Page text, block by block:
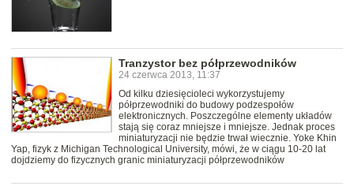
Tranzystor bez półprzewodników
24 czerwca 2013, 11:37
Od kilku dziesięcioleci wykorzystujemy
półprzewodniki do budowy podzespołów
elektronicznych. Poszczególne elementy układów
stają się coraz mniejsze i mniejsze. Jednak proces
miniaturyzacji nie będzie trwał wiecznie. Yoke Khin
Yap, fizyk z Michigan Technological University, mówi, że w ciągu 10-20 lat
dojdziemy do fizycznych granic miniaturyzacji półprzewodników